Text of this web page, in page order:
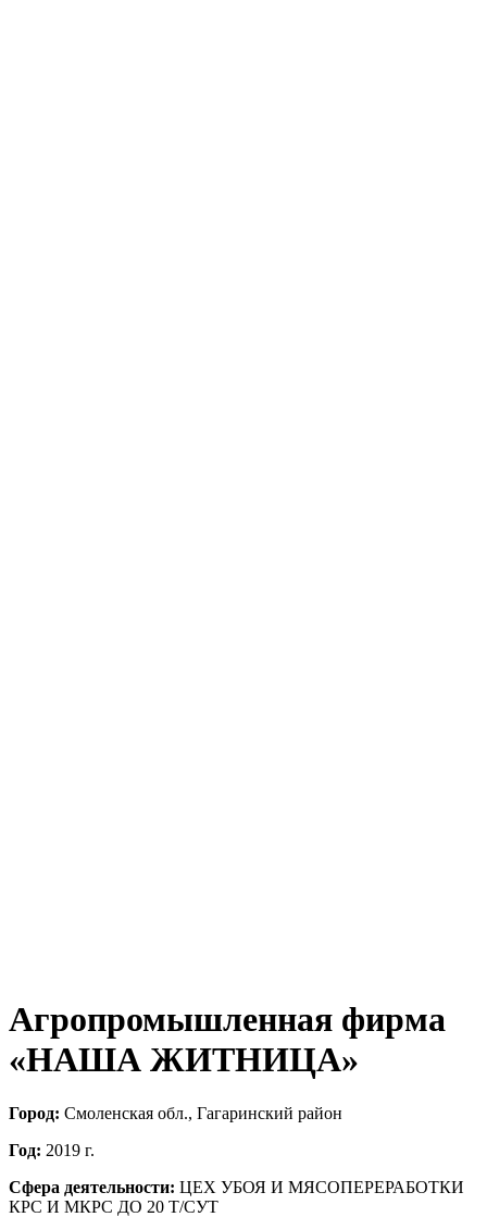
Агропромышленная фирма
«НАША ЖИТНИЦА»
Город: Cмоленская обл., Гагаринский район
Год: 2019 г.
Сфера деятельности: ЦЕХ УБОЯ И МЯСОПЕРЕРАБОТКИ
КРС И МКРС ДО 20 Т/СУТ